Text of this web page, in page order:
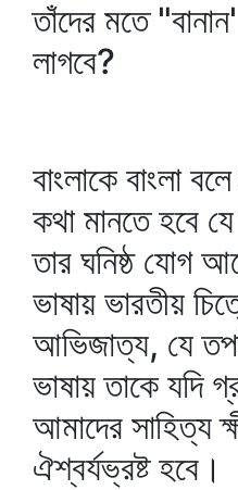
তাঁদের মতে
লাগবে?
বাংলাকে বাংলা
কথা মানতে হবে
তার ঘনিষ্ঠ যোগ
ভাষায় ভারতীয়
আভিজাত্য, যে
ভাষায় তাকে যদি
আমাদের সাহিত্য
ঐশ্বর্যভ্রষ্ট হবে।